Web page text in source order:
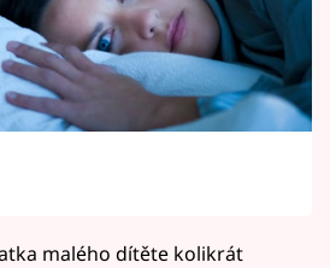
malého dítěte kolikrát